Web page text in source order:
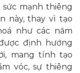
mạnh thiêng
này, thay vì tạo
như các năm
định hướng
mang tính tạo
vóc, sự thiêng